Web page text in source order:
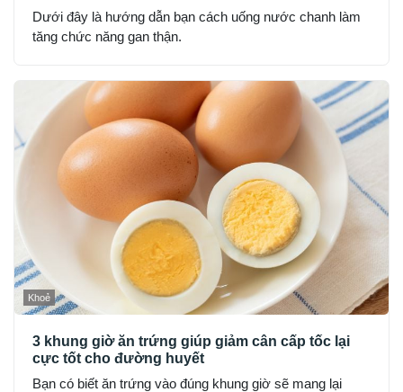
Dưới đây là hướng dẫn bạn cách uống nước chanh làm
tăng chức năng gan thận.
Khoẻ
3 khung giờ ăn trứng giúp giảm cân cấp tốc lại
cực tốt cho đường huyết
Bạn có biết ăn trứng vào đúng khung giờ sẽ mang lại